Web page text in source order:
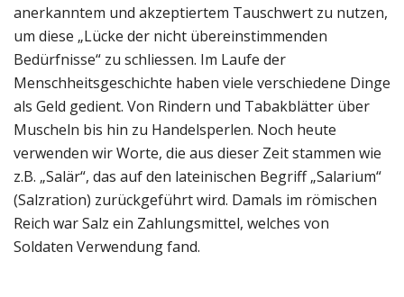
anerkanntem und akzeptiertem Tauschwert zu nutzen,
um diese „Lücke der nicht übereinstimmenden
Bedürfnisse“ zu schliessen. Im Laufe der
Menschheitsgeschichte haben viele verschiedene Dinge
als Geld gedient. Von Rindern und Tabakblätter über
Muscheln bis hin zu Handelsperlen. Noch heute
verwenden wir Worte, die aus dieser Zeit stammen wie
z.B. „Salär“, das auf den lateinischen Begriff „Salarium“
(Salzration) zurückgeführt wird. Damals im römischen
Reich war Salz ein Zahlungsmittel, welches von
Soldaten Verwendung fand.